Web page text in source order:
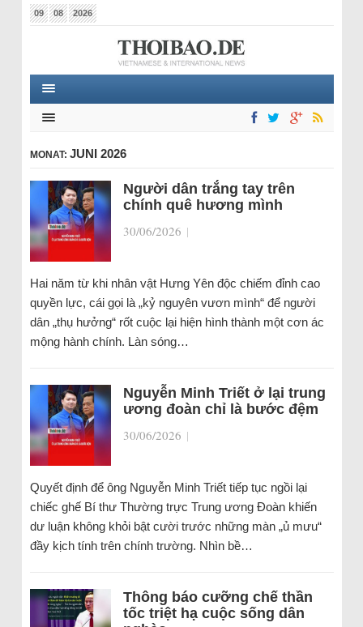
09 08 2026
MONAT: JUNI 2026
Người dân trắng tay trên
chính quê hương mình
30/06/2026 |
Hai năm từ khi nhân vật Hưng Yên độc chiếm đỉnh cao
quyền lực, cái gọi là „kỷ nguyên vươn mình“ để người
dân „thụ hưởng“ rốt cuộc lại hiện hình thành một cơn ác
mộng hành chính. Làn sóng…
Nguyễn Minh Triết ở lại trung
ương đoàn chỉ là bước đệm
30/06/2026 |
Quyết định để ông Nguyễn Minh Triết tiếp tục ngồi lại
chiếc ghế Bí thư Thường trực Trung ương Đoàn khiến
dư luận không khỏi bật cười trước những màn „ủ mưu“
đầy kịch tính trên chính trường. Nhìn bề…
Thông báo cưỡng chế thần
tốc triệt hạ cuộc sống dân